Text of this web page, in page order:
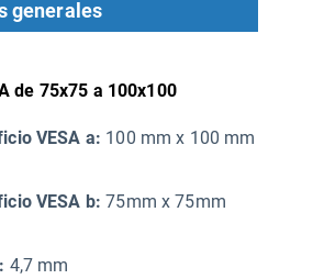
generales
de 75x75 a 100x100
VESA a: 100 mm x 100 mm
VESA b: 75mm x 75mm
4,7 mm